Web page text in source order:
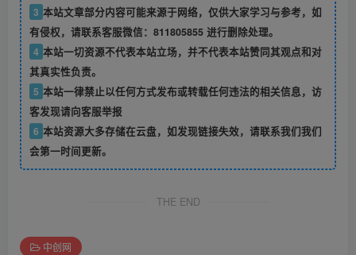
3 本站文章部分内容可能来源于网络，仅供大家学习与参考，如
有侵权，请联系客服微信：811805855 进行删除处理。
4 本站一切资源不代表本站立场，并不代表本站赞同其观点和对
其真实性负责。
5 本站一律禁止以任何方式发布或转载任何违法的相关信息，访
客发现请向客服举报
6 本站资源大多存储在云盘，如发现链接失效，请联系我们我们
会第一时间更新。
THE END
中创网